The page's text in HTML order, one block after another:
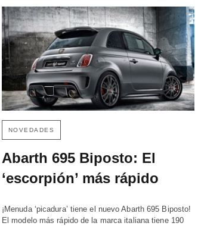
NOVEDADES
Abarth 695 Biposto: El
‘escorpión’ más rápido
¡Menuda ‘picadura’ tiene el nuevo Abarth 695 Biposto!
El modelo más rápido de la marca italiana tiene 190